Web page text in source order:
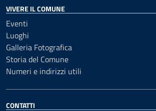
VIVERE IL COMUNE
Eventi
Luoghi
Galleria Fotografica
Storia del Comune
Numeri e indirizzi utili
CONTATTI